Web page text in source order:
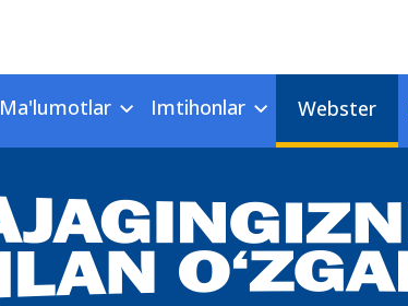
Ma'lumotlar Imtihonlar Webster